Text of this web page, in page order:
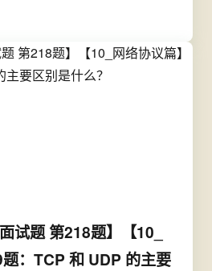
试题 第218题】【10_
：TCP 和 UDP 的主要